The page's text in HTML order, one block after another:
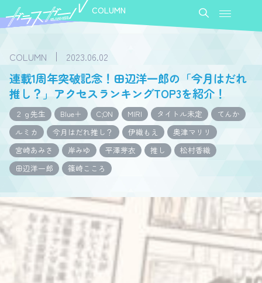
COLUMN
COLUMN 2023.06.02
連載1周年突破記念！田辺洋一郎の「今月はだれ
推し？」アクセスランキングTOP3を紹介！
２ｇ先生 Blue＋ C;ON MIRI タイトル未定
てんか
ルミカ
今月はだれ推し？ 伊織もえ
奥津マリリ
宮崎あみさ
岸みゆ 平澤芽衣 推し
松村香織
田辺洋一郎
篠崎こころ